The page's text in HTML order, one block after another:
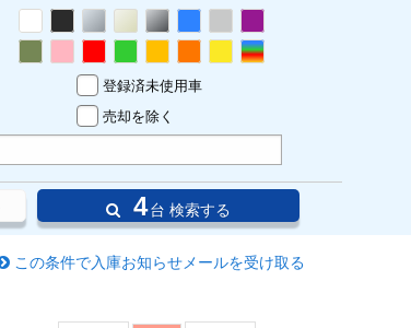
登録済未使用車
売却を除く
4台 検索する
この条件で入庫お知らせメールを受け取る